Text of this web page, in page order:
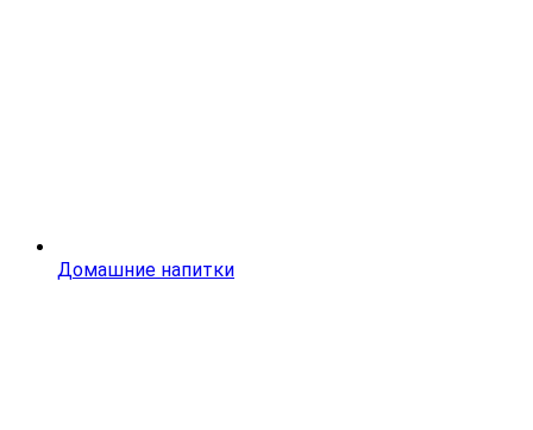
Домашние напитки